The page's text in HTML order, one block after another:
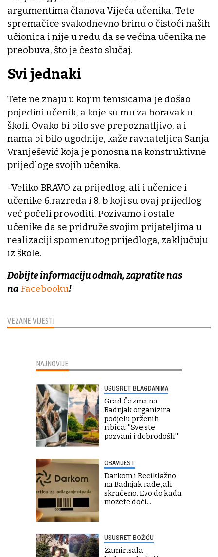
VEZANE VIJESTI
argumentima članova Vijeća učenika. Tete
spremačice svakodnevno brinu o čistoći naših
učionica i nije u redu da se većina učenika ne
preobuva, što je često slučaj.
Svi jednaki
Tete ne znaju u kojim tenisicama je došao
pojedini učenik, a koje su mu za boravak u
školi. Ovako bi bilo sve prepoznatljivo, a i
nama bi bilo ugodnije, kaže ravnateljica Sanja
Vranješević koja je ponosna na konstruktivne
prijedloge svojih učenika.
-Veliko BRAVO za prijedlog, ali i učenice i
učenike 6.razreda i 8. b koji su ovaj prijedlog
već počeli provoditi. Pozivamo i ostale
učenike da se pridruže svojim prijateljima u
realizaciji spomenutog prijedloga, zaključuju
iz škole.
Dobijte informaciju odmah, zapratite nas
na Facebooku!
NAJNOVIJE
USUSRET BLAGDANIMA
Grad Čazma na
Badnjak organizira
podjelu prženih
ribica: ''Sve ste
pozvani i dobrodošli''
OBAVIJEST
Darkom i Reciklažno
na Badnjak rade, ali
skraćeno. Evo do kada
možete doći...
USUSRET BOŽIĆU
Zamirisala